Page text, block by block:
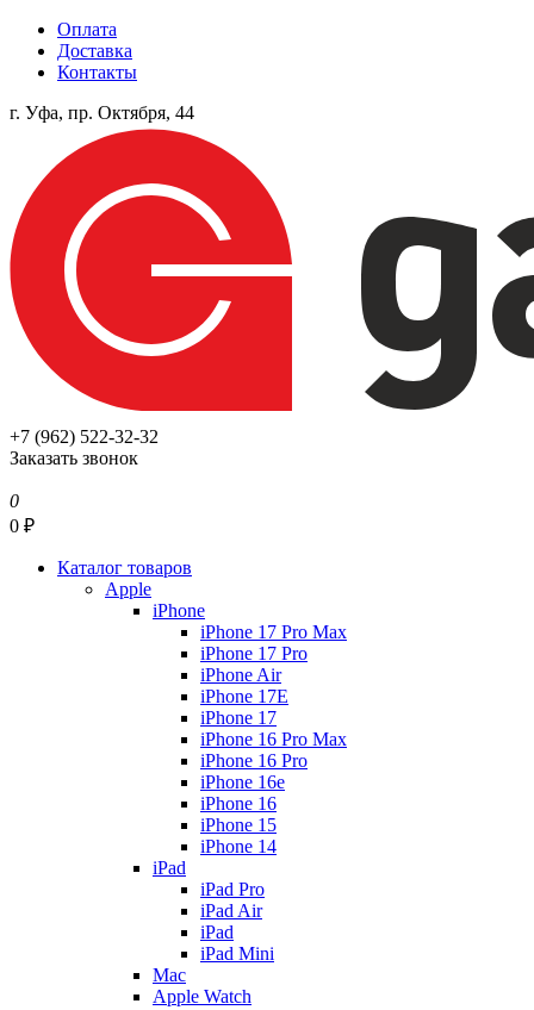
Оплата
Доставка
Контакты
г. Уфа, пр. Октября, 44
+7 (962) 522-32-32
Заказать звонок
0
0 ₽
Каталог товаров
Apple
iPhone
iPhone 17 Pro Max
iPhone 17 Pro
iPhone Air
iPhone 17E
iPhone 17
iPhone 16 Pro Max
iPhone 16 Pro
iPhone 16e
iPhone 16
iPhone 15
iPhone 14
iPad
iPad Pro
iPad Air
iPad
iPad Mini
Mac
Apple Watch